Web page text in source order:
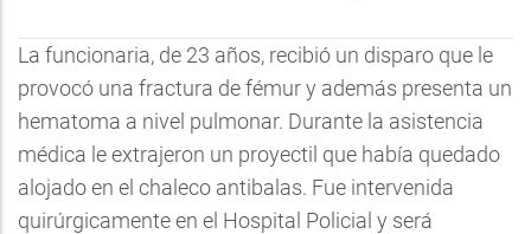
La funcionaria, de 23 años, recibió un disparo que le
provocó una fractura de fémur y además presenta un
hematoma a nivel pulmonar. Durante la asistencia
médica le extrajeron un proyectil que había quedado
alojado en el chaleco antibalas. Fue intervenida
quirúrgicamente en el Hospital Policial y será